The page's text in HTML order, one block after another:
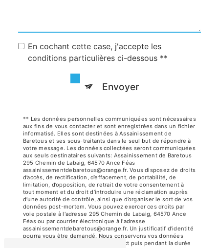
En cochant cette case, j'accepte les
conditions particulières ci-dessous **
Envoyer
** Les données personnelles communiquées sont nécessaires
aux fins de vous contacter et sont enregistrées dans un fichier
informatisé. Elles sont destinées à Assainissement de
Baretous et ses sous-traitants dans le seul but de répondre à
votre message. Les données collectées seront communiquées
aux seuls destinataires suivants: Assainissement de Baretous
295 Chemin de Labaig, 64570 Ance Féas
assainissementdebaretous@orange.fr. Vous disposez de droits
d’accès, de rectification, d’effacement, de portabilité, de
limitation, d’opposition, de retrait de votre consentement à
tout moment et du droit d’introduire une réclamation auprès
d’une autorité de contrôle, ainsi que d’organiser le sort de vos
données post-mortem. Vous pouvez exercer ces droits par
voie postale à l'adresse 295 Chemin de Labaig, 64570 Ance
Féas ou par courrier électronique à l'adresse
assainissementdebaretous@orange.fr. Un justificatif d'identité
pourra vous être demandé. Nous conservons vos données
pendant la période de prise de contact puis pendant la durée